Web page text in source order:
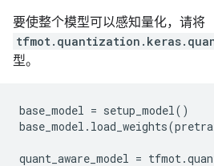
要使整个模型可以感知量化，请将
型。
base_model = setup_model()
base_model . load_weights(
quant_aware_model = tfmot.